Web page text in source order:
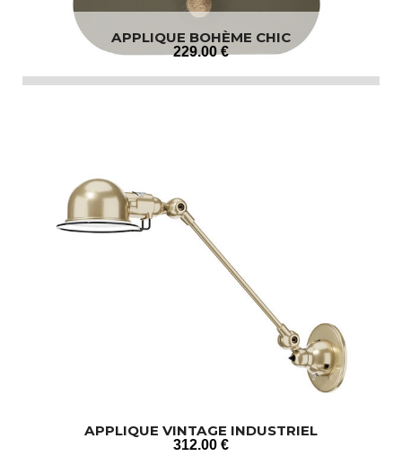
APPLIQUE BOHÈME CHIC
229.00 €
APPLIQUE VINTAGE INDUSTRIEL
312.00 €